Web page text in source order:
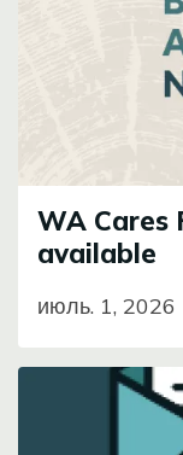
WA Cares
available
июль. 1, 2026